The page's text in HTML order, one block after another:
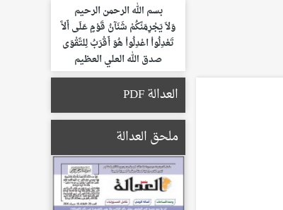
بسم الله الرحمن الرحيم
وَلاَ يَجْرِمَنَّكُمْ شَنَآنُ قَوْمٍ عَلَى أَلاَّ
تَعْدِلُواْ اعْدِلُواْ هُوَ أَقْرَبُ لِلتَّقْوَى
صدق الله العلي العظيم
العدالة PDF
ملحق العدالة